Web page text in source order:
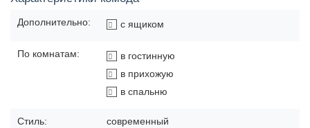
Дополнительно: с ящиком
По комнатам:
в гостинную
в прихожую
в спальню
Стиль: современный